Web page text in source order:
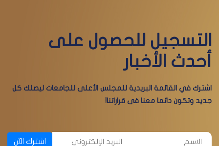
التسجيل للحصول على
أحدث الأخبار
اشترك في القائمة البريدية للمجلس الأعلى للجامعات ليصلك كل
جديد وتكون دائما معنا فى قراراتنا!
اشترك الآن